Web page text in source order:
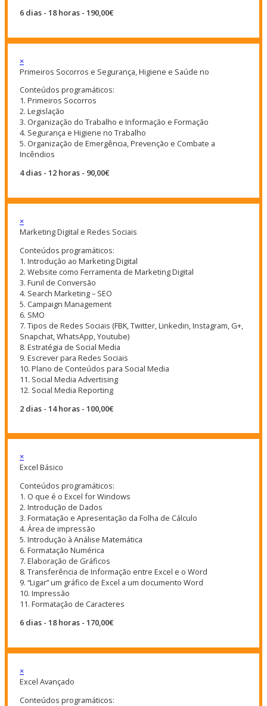
6 dias - 18 horas - 190,00€
×
Primeiros Socorros e Segurança, Higiene e Saúde no
Conteúdos programáticos:
1. Primeiros Socorros
2. Legislação
3. Organização do Trabalho e Informação e Formação
4. Segurança e Higiene no Trabalho
5. Organização de Emergência, Prevenção e Combate a
Incêndios
4 dias - 12 horas - 90,00€
×
Marketing Digital e Redes Sociais
Conteúdos programáticos:
1. Introdução ao Marketing Digital
2. Website como Ferramenta de Marketing Digital
3. Funil de Conversão
4. Search Marketing – SEO
5. Campaign Management
6. SMO
7. Tipos de Redes Sociais (FBK, Twitter, Linkedin, Instagram, G+,
Snapchat, WhatsApp, Youtube)
8. Estratégia de Social Media
9. Escrever para Redes Sociais
10. Plano de Conteúdos para Social Media
11. Social Media Advertising
12. Social Media Reporting
2 dias - 14 horas - 100,00€
×
Excel Básico
Conteúdos programáticos:
1. O que é o Excel for Windows
2. Introdução de Dados
3. Formatação e Apresentação da Folha de Cálculo
4. Área de impressão
5. Introdução à Análise Matemática
6. Formatação Numérica
7. Elaboração de Gráficos
8. Transferência de Informação entre Excel e o Word
9. “Ligar” um gráfico de Excel a um documento Word
10. Impressão
11. Formatação de Caracteres
6 dias - 18 horas - 170,00€
×
Excel Avançado
Conteúdos programáticos: